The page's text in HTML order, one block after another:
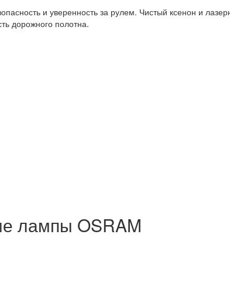
и уверенность за рулем. Чистый ксенон и
дорожного полотна.
лампы OSRAM